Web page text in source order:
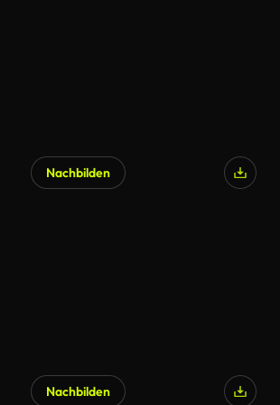
Nachbilden
Nachbilden